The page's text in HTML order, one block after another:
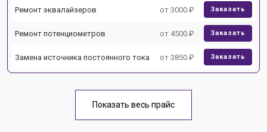
Ремонт эквалайзеров от 3000 ₽ Заказать
Ремонт потенциометров от 4500 ₽ Заказать
Замена источника постоянного тока от 3850 ₽ Заказать
Показать весь прайс